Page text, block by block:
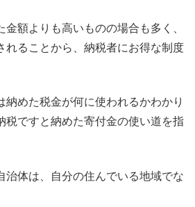
金額よりも高いものの場合も多く、
れることから、納税者にお得な制度
納めた税金が何に使われるかわかり
税ですと納めた寄付金の使い道を指
治体は、自分の住んでいる地域でな